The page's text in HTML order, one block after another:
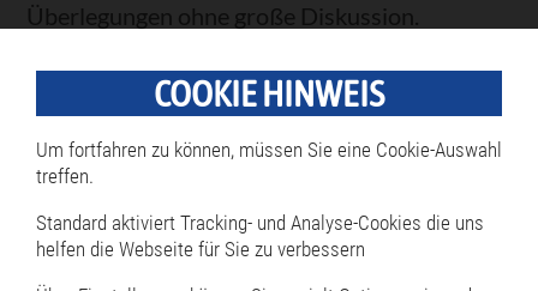
Überlegungen ohne große Diskussion.
(Schmidhuber)
Zurück
COOKIE HINWEIS
Um fortfahren zu können, müssen Sie eine Cookie-Auswahl
treffen.
Standard aktiviert Tracking- und Analyse-Cookies die uns
helfen die Webseite für Sie zu verbessern